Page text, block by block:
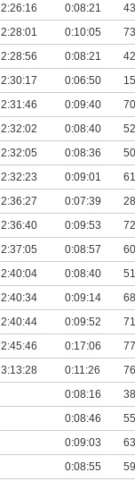
2:26:16 0:08:21 43
2:28:01 0:10:05 73
2:28:56 0:08:21 42
2:30:17 0:06:50 15
2:31:46 0:09:40 70
2:32:02 0:08:40 52
2:32:05 0:08:36 50
2:32:23 0:09:01 61
2:36:27 0:07:39 28
2:36:40 0:09:53 72
2:37:05 0:08:57 60
2:40:04 0:08:40 51
2:40:34 0:09:14 68
2:40:44 0:09:52 71
2:45:46 0:17:06 77
3:13:28 0:11:26 76
0:08:16 38
0:08:46 55
0:09:03 63
0:08:55 59